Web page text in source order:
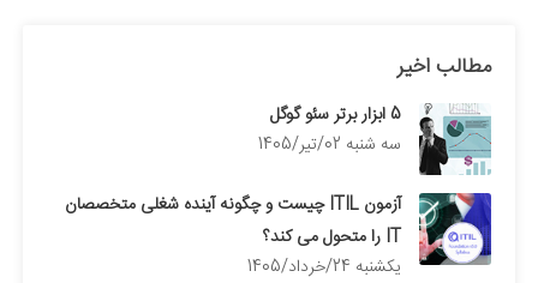
مطالب اخیر
5 ابزار برتر سئو گوگل
سه شنبه 02/تیر/1405
آزمون ITIL چیست و چگونه آینده شغلی متخصصان
IT را متحول می کند؟
يكشنبه 24/خرداد/1405